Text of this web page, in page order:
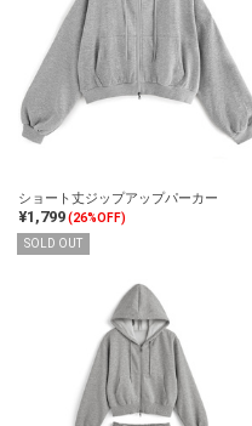
ショート丈ジップアップパーカー
¥1,799(26%OFF)
SOLD OUT